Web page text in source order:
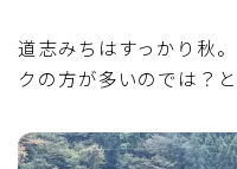
道志みちはすっかり秋
クの方が多いのでは？と